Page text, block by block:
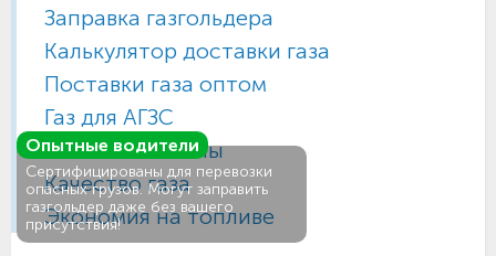
Заправка газгольдера
Калькулятор доставки газа
Поставки газа оптом
Газ для АГЗС
Газовые баллоны
Качество газа
Экономия на топливе
Опытные водители
Сертифицированы для перевозки
опасных грузов. Могут заправить
газгольдер даже без вашего
присутствия!